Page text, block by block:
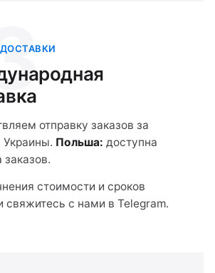
отправку заказов за
Польша: доступна
заказов.
стоимости и сроков
свяжитесь с нами в Telegram.